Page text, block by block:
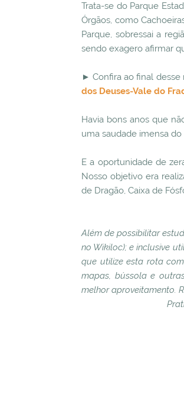
Trata-se do Parque
Órgãos, como
Parque, sobressai a
sendo exagero afirmar
► Confira ao final desse
dos Deuses-Vale do
Havia bons anos que
uma saudade imensa
E a oportunidade de
Nosso objetivo era
de Dragão, Caixa de
Além de possibilitar
no Wikiloc); e inclusive
que utilize esta rota
mapas, bússola e
melhor aproveitamento.